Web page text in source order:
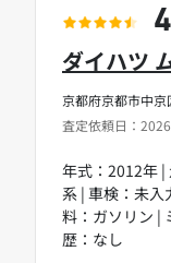
京都府京都市中京
査定依頼日：
ダイハツ
年式：2012年 |
系 | 車検：未入
料：ガソリン |
歴：なし